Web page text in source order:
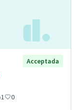
Acceptada
1 0